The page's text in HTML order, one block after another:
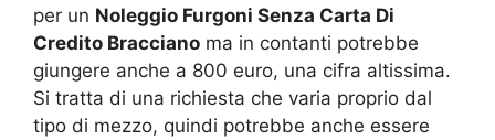
per un Noleggio Furgoni Senza Carta Di
Credito Bracciano ma in contanti potrebbe
giungere anche a 800 euro, una cifra altissima.
Si tratta di una richiesta che varia proprio dal
tipo di mezzo, quindi potrebbe anche essere